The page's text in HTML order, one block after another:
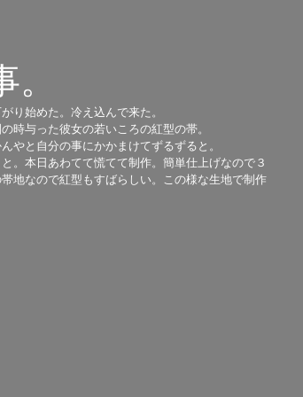
り始めた。冷え込んで来た。
時与った彼女の若いころの紅型の帯。
やと自分の事にかかまけてずるずると。
。本日あわてて慌てて制作。簡単仕上げなので３
地なので紅型もすばらしい。この様な生地で制作